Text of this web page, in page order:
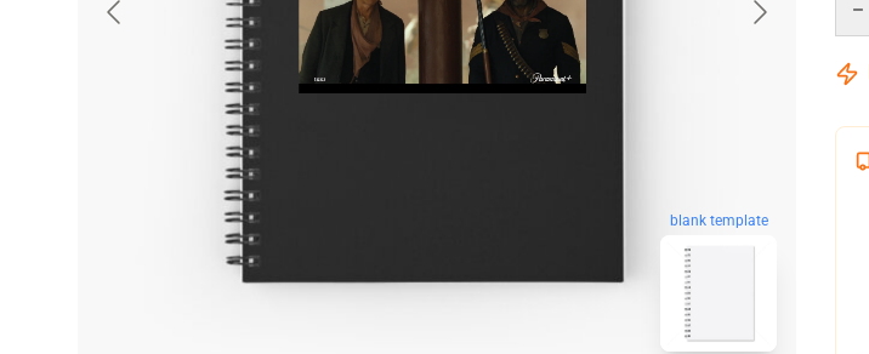
blank template